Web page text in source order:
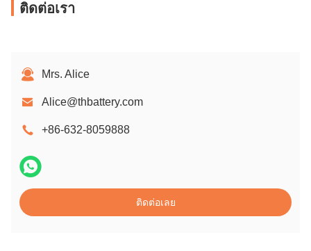
ติดต่อเรา
Mrs. Alice
Alice@thbattery.com
+86-632-8059888
ติดต่อเลย